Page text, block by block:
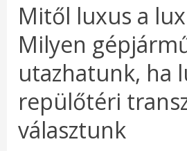
Mitől luxus a
Milyen
utazhatunk, ha
repülőtéri
választunk